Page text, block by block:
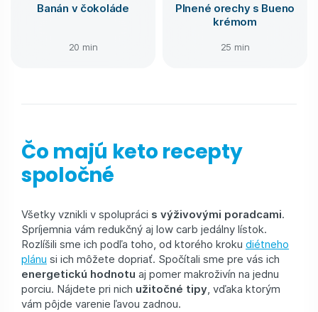
Banán v čokoláde
20 min
Plnené orechy s Bueno
krémom
25 min
Čo majú keto recepty
spoločné
Všetky vznikli v spolupráci s výživovými poradcami.
Spríjemnia vám redukčný aj low carb jedálny lístok.
Rozlíšili sme ich podľa toho, od ktorého kroku diétneho
plánu si ich môžete dopriať. Spočítali sme pre vás ich
energetickú hodnotu aj pomer makroživín na jednu
porciu. Nájdete pri nich užitočné tipy, vďaka ktorým
vám pôjde varenie ľavou zadnou.